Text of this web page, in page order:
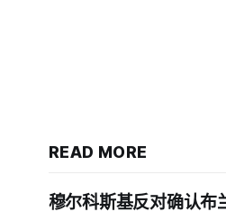
READ MORE
穆尔科斯基反对确认布